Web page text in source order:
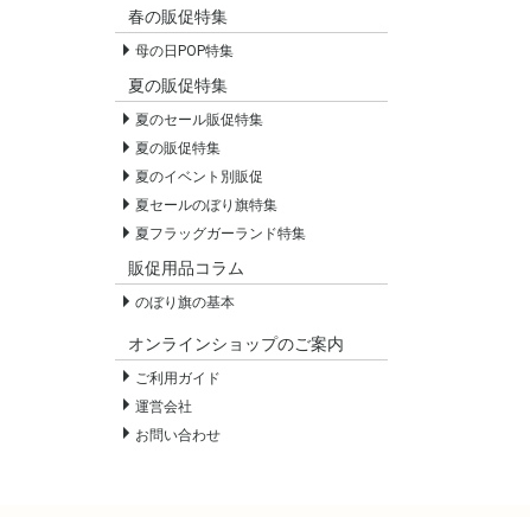
春の販促特集
母の日POP特集
夏の販促特集
夏のセール販促特集
夏の販促特集
夏のイベント別販促
夏セールのぼり旗特集
夏フラッグガーランド特集
販促用品コラム
のぼり旗の基本
オンラインショップのご案内
ご利用ガイド
運営会社
お問い合わせ